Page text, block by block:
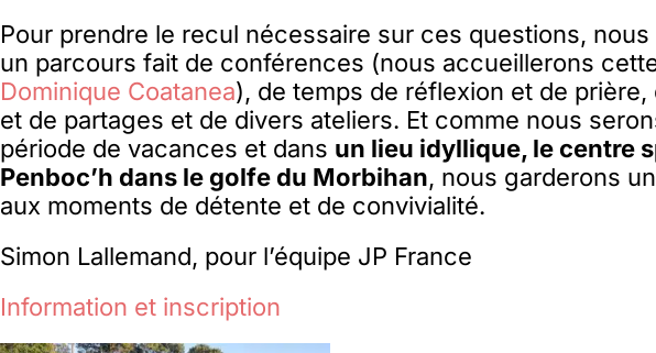
Pour prendre le recul nécessaire sur ces questions,
un parcours fait de conférences (nous accueillerons
Dominique Coatanea), de temps de réflexion et de
et de partages et de divers ateliers. Et comme nous
période de vacances et dans un lieu idyllique, le centre
Penboc’h dans le golfe du Morbihan, nous garderons
aux moments de détente et de convivialité.
Simon Lallemand, pour l’équipe JP France
Information et inscription